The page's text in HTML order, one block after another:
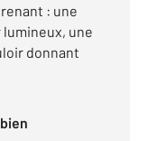
: une
une
donnant